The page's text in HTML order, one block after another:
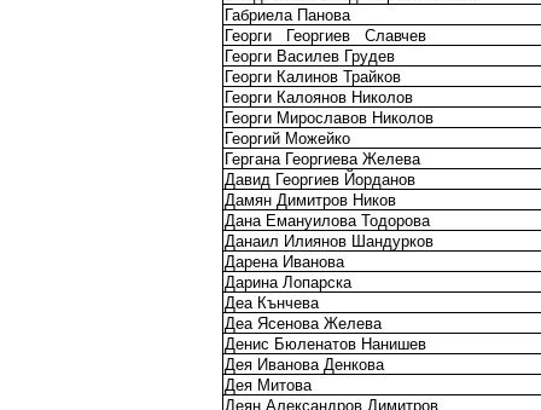
Габриела Панова
Георги
Георгиев
Славчев
Георги Василев Грудев
Георги Калинов Трайков
Георги Калоянов Николов
Георги Мирославов Николов
Георгий Можейко
Гергана Георгиева Желева
Давид Георгиев Йорданов
Дамян Димитров Ников
Дана Емануилова Тодорова
Данаил Илиянов Шандурков
Дарена Иванова
Дарина Лопарска
Деа Кънчева
Деа Ясенова Желева
Денис Бюленатов Нанишев
Дея Иванова Денкова
Дея Митова
Деян Александров Димитров